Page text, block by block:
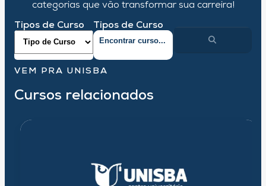
categorias que vão transformar sua carreira!
Tipos de Curso Tipos de Curso
VEM PRA UNISBA
Cursos relacionados